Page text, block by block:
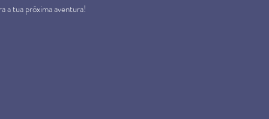
a tua próxima aventura!